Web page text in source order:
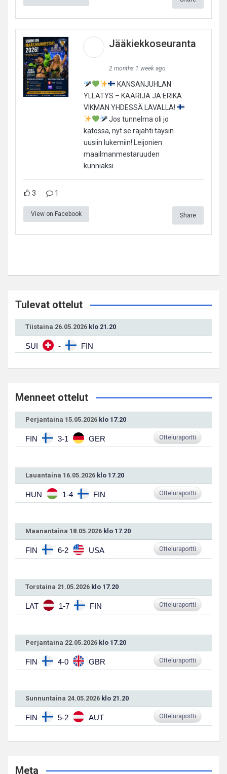
Jääkiekkoseuranta
2 months 1 week ago
KANSANJUHLAN
YLLÄTYS – KÄÄRIJÄ JA ERIKA
VIKMAN YHDESSÄ LAVALLA!
Jos tunnelma oli jo
katossa, nyt se räjähti täysin
uusiin lukemiin! Leijonien
maailmanmestaruuden
kunniaksi
3 1
View on Facebook Share
Tulevat ottelut
Tiistaina 26.05.2026 klo 21.20
SUI - FIN
Menneet ottelut
Perjantaina 15.05.2026 klo 17.20
FIN 3-1 GER Otteluraportti
Lauantaina 16.05.2026 klo 17.20
HUN 1-4 FIN Otteluraportti
Maanantaina 18.05.2026 klo 17.20
FIN 6-2 USA Otteluraportti
Torstaina 21.05.2026 klo 17.20
LAT 1-7 FIN Otteluraportti
Perjantaina 22.05.2026 klo 17.20
FIN 4-0 GBR Otteluraportti
Sunnuntaina 24.05.2026 klo 21.20
FIN 5-2 AUT Otteluraportti
Meta